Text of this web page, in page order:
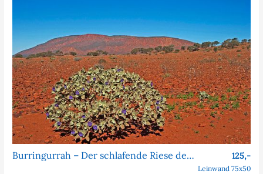
Burringurrah – Der schlafende Riese des Outbacks 125,-
Leinwand 75x50